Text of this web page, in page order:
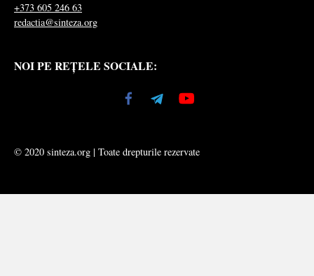
+373 605 246 63
redactia@sinteza.org
NOI PE REȚELE SOCIALE:
© 2020 sinteza.org | Toate drepturile rezervate